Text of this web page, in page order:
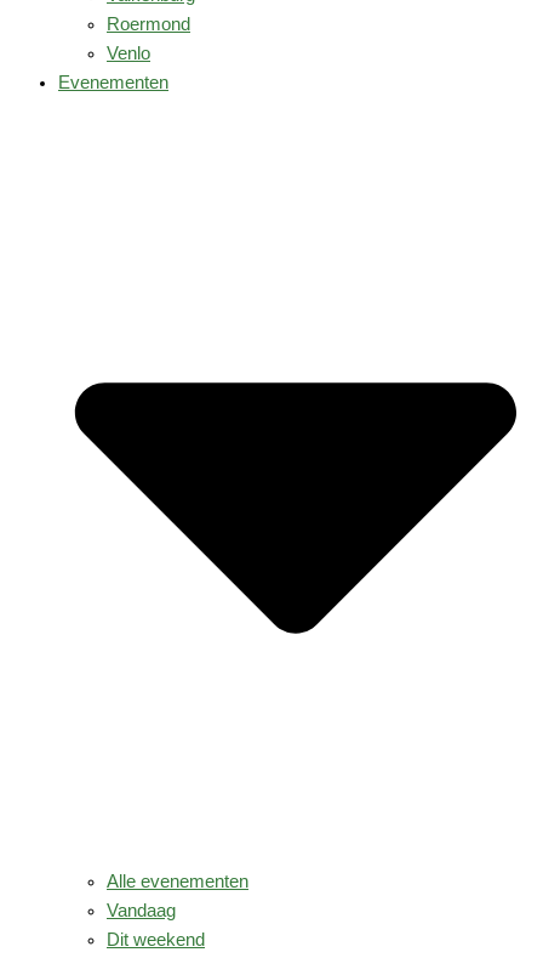
Roermond
Venlo
Evenementen
Alle evenementen
Vandaag
Dit weekend